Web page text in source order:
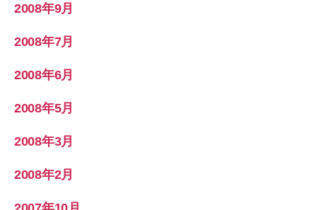
2008年9月
2008年7月
2008年6月
2008年5月
2008年3月
2008年2月